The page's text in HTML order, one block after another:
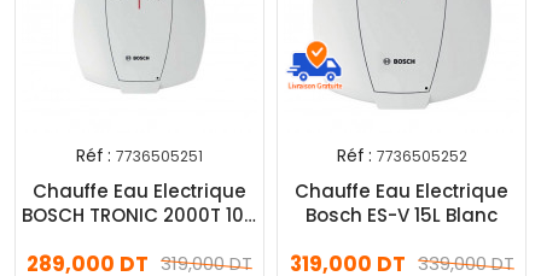
Réf : 7736505251
Chauffe Eau Electrique
BOSCH TRONIC 2000T 10 L
319,000 DT
289,000 DT
Réf : 7736505252
Chauffe Eau Electrique
Bosch ES-V 15L Blanc
339,000 DT
319,000 DT